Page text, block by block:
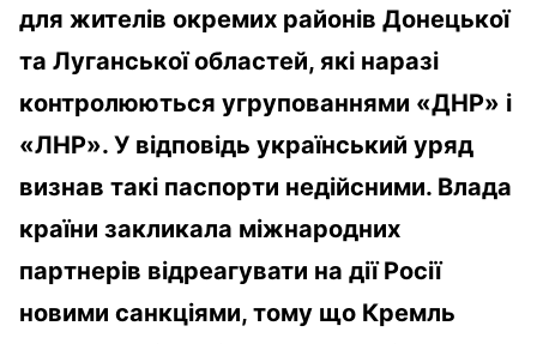
для жителів окремих районів Донецької
та Луганської областей, які наразі
контролюються угрупованнями «ДНР» і
«ЛНР». У відповідь український уряд
визнав такі паспорти недійсними. Влада
країни закликала міжнародних
партнерів відреагувати на дії Росії
новими санкціями, тому що Кремль